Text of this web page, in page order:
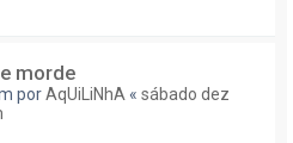
morde
porAqUiLiNhA « sábado dez